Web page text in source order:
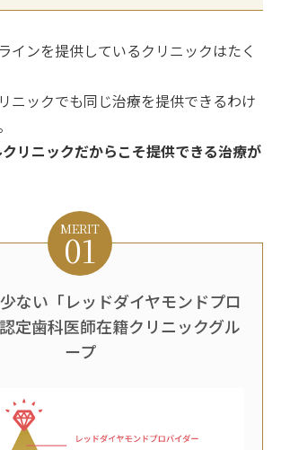
インを提供しているクリニックはたく
ニックでも同じ治療を提供できるわけ
リニックだからこそ提供できる治療が
MERIT
01
ない「レッドダイヤモンドプロ
定歯科医師在籍クリニックグル
ープ